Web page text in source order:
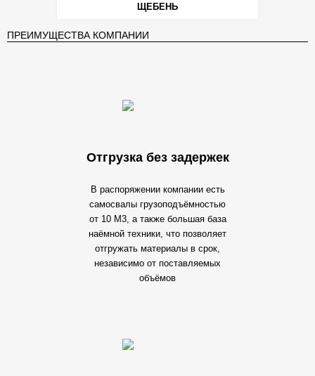
ЩЕБЕНЬ
ПРЕИМУЩЕСТВА КОМПАНИИ
Отгрузка без задержек
В распоряжении компании есть
самосвалы грузоподъёмностью
от 10 М3, а также большая база
наёмной техники, что позволяет
отгружать материалы в срок,
независимо от поставляемых
объёмов